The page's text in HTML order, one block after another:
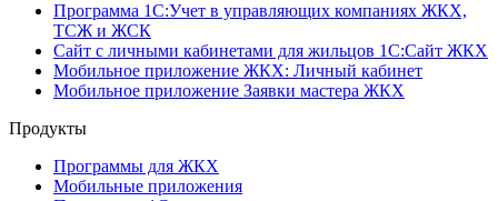
Программа 1C:Учет в управляющих компаниях ЖКХ,
ТСЖ и ЖСК
Сайт с личными кабинетами для жильцов 1С:Сайт ЖКХ
Мобильное приложение ЖКХ: Личный кабинет
Мобильное приложение Заявки мастера ЖКХ
Продукты
Программы для ЖКХ
Мобильные приложения